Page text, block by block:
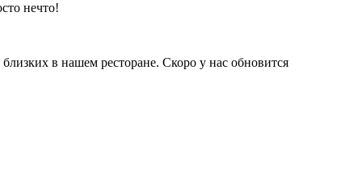
нечто!
в нашем ресторане. Скоро у нас обновится